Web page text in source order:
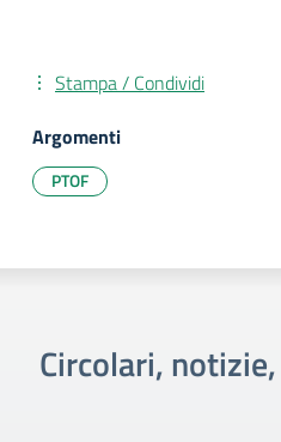
Stampa / Condividi
Argomenti
PTOF
Circolari,